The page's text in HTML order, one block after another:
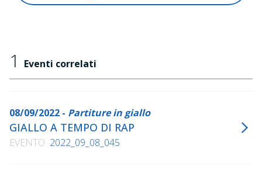
1 Eventi correlati
08/09/2022 - Partiture in giallo
GIALLO A TEMPO DI RAP
EVENTO 2022_09_08_045